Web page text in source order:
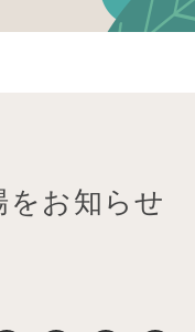
お知らせ